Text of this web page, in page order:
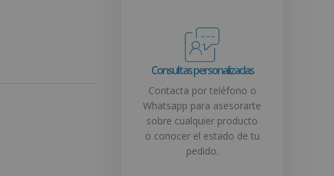
Consultas personalizadas
Contacta por teléfono o
Whatsapp para asesorarte
sobre cualquier producto
o conocer el estado de tu
pedido.